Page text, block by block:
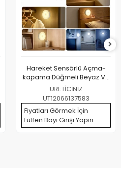
Hareket Sensörlü Açma-
kapama Düğmeli Beyaz Ve
Gün Işığı Yanabilen Çok
Amaçlı Led Lamba
URETİCİNİZ
UT12066137583
Fiyatları Görmek İçin
Lütfen Bayi Girişi Yapın